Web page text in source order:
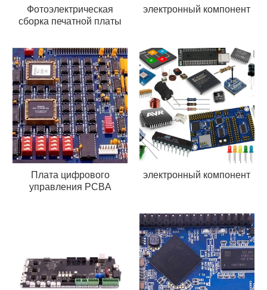
Фотоэлектрическая
сборка печатной платы
электронный компонент
Плата цифрового
управления PCBA
электронный компонент